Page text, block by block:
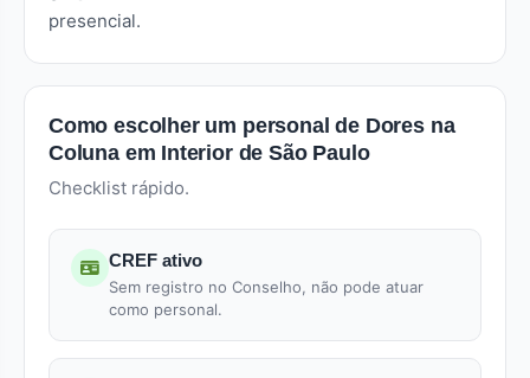
presencial.
Como escolher um personal de Dores na
Coluna em Interior de São Paulo
Checklist rápido.
CREF ativo
Sem registro no Conselho, não pode atuar
como personal.